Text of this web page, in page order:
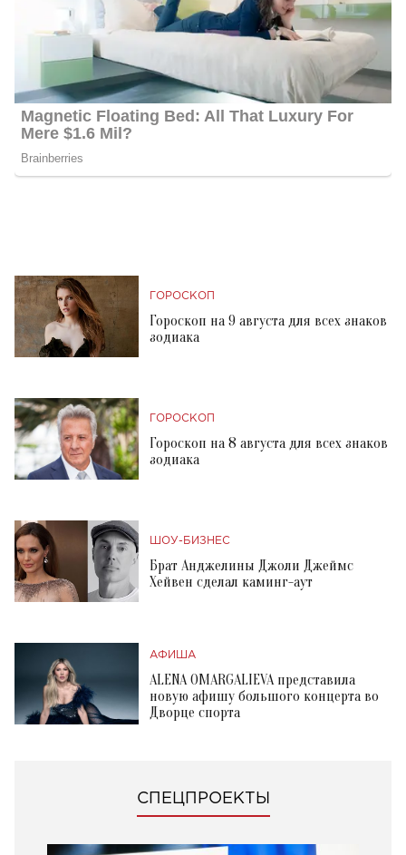
ГОРОСКОП
Гороскоп на 9 августа для всех знаков
зодиака
ГОРОСКОП
Гороскоп на 8 августа для всех знаков
зодиака
ШОУ-БИЗНЕС
Брат Анджелины Джоли Джеймс
Хейвен сделал каминг-аут
АФИША
ALENA OMARGALIEVA представила
новую афишу большого концерта во
Дворце спорта
СПЕЦПРОЕКТЫ